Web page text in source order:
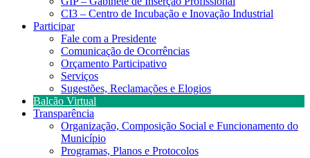
CI3 – Centro de Incubação e Inovação Industrial
Participar
Fale com a Presidente
Comunicação de Ocorrências
Orçamento Participativo
Serviços
Sugestões, Reclamações e Elogios
Balcão Virtual
Transparência
Organização, Composição Social e Funcionamento do
Município
Programas, Planos e Protocolos